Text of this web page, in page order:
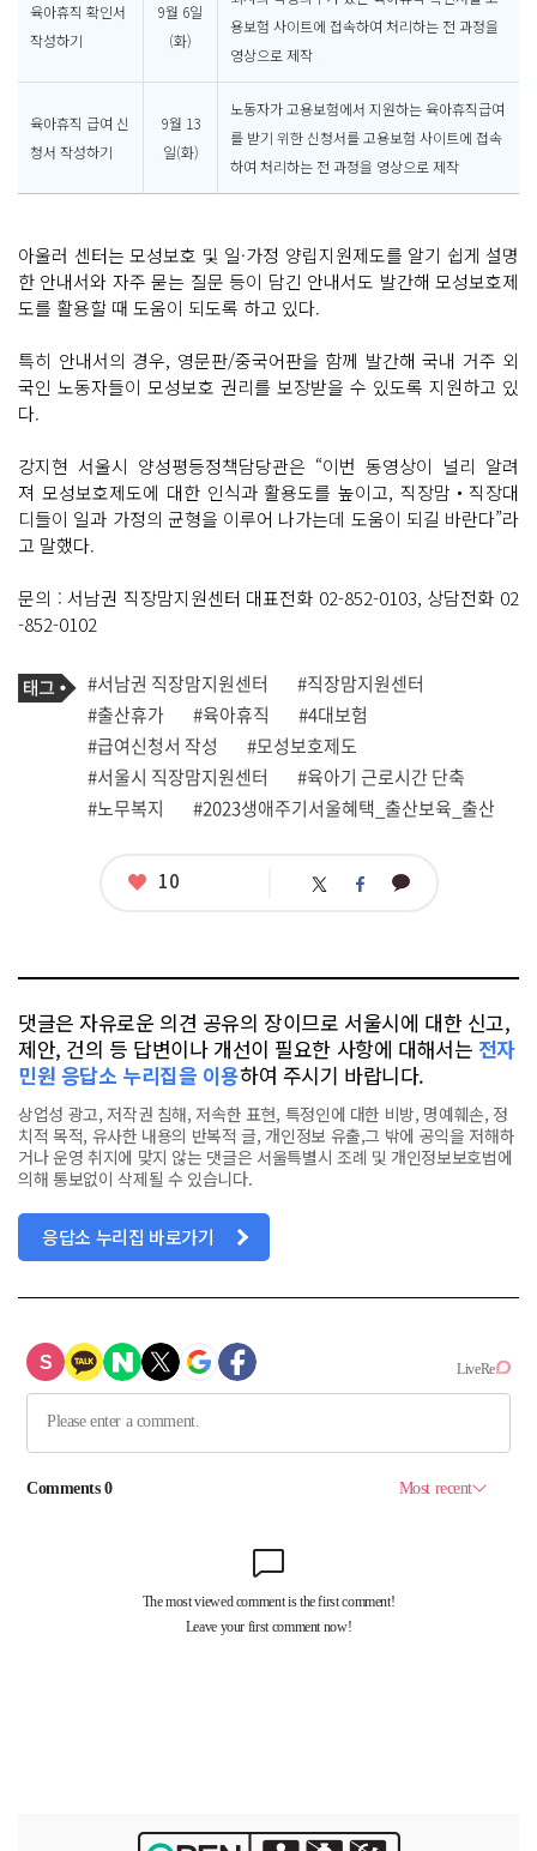
육아휴직 확인서
작성하기
9월 6일
(화)
용보험 사이트에 접속하여 처리하는 전 과정을
영상으로 제작
육아휴직 급여 신
청서 작성하기
9월 13
일(화)
노동자가 고용보험에서 지원하는 육아휴직급여
를 받기 위한 신청서를 고용보험 사이트에 접속
하여 처리하는 전 과정을 영상으로 제작
아울러 센터는 모성보호 및 일·가정 양립지원제도를 알기 쉽게 설명
한 안내서와 자주 묻는 질문 등이 담긴 안내서도 발간해 모성보호제
도를 활용할 때 도움이 되도록 하고 있다.
특히 안내서의 경우, 영문판/중국어판을 함께 발간해 국내 거주 외
국인 노동자들이 모성보호 권리를 보장받을 수 있도록 지원하고 있
다.
강지현 서울시 양성평등정책담당관은 “이번 동영상이 널리 알려
져 모성보호제도에 대한 인식과 활용도를 높이고, 직장맘‧직장대
디들이 일과 가정의 균형을 이루어 나가는데 도움이 되길 바란다”라
고 말했다.
문의 : 서남권 직장맘지원센터 대표전화 02-852-0103, 상담전화 02
-852-0102
기
사
관
련
태
그
태
그
#서남권 직장맘지원센터
#직장맘지원센터
#출산휴가
#육아휴직
#4대보험
#급여신청서 작성
#모성보호제도
#서울시 직장맘지원센터
#육아기 근로시간 단축
#노무복지
#2023생애주기서울혜택_출산보육_출산
좋
10 트 페 카
댓글은 자유로운 의견 공유의 장이므로 서울시에 대한 신고,
제안, 건의 등 답변이나 개선이 필요한 사항에 대해서는 전자
민원 응답소 누리집을 이용하여 주시기 바랍니다.
상업성 광고, 저작권 침해, 저속한 표현, 특정인에 대한 비방, 명예훼손, 정
치적 목적, 유사한 내용의 반복적 글, 개인정보 유출,그 밖에 공익을 저해하
거나 운영 취지에 맞지 않는 댓글은 서울특별시 조례 및 개인정보보호법에
의해 통보없이 삭제될 수 있습니다.
응답소 누리집 바로가기